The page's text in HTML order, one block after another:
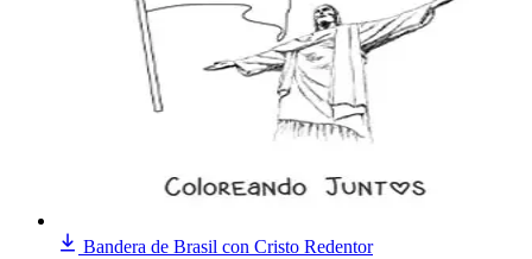
Bandera de Brasil con Cristo Redentor